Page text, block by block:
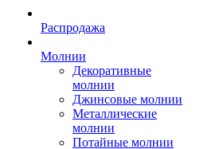
Распродажа
Молнии
Декоративные
молнии
Джинсовые молнии
Металлические
молнии
Потайные молнии